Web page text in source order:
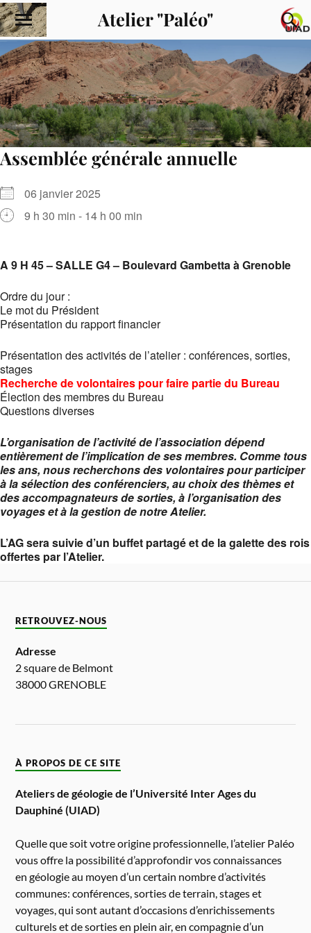
Atelier "Paléo"
Assemblée générale annuelle
06 janvier 2025
9 h 30 min - 14 h 00 min
A 9 H 45 – SALLE G4 – Boulevard Gambetta à Grenoble
Ordre du jour :
Le mot du Président
Présentation du rapport financier
Présentation des activités de l’atelier : conférences, sorties,
stages
Recherche de volontaires pour faire partie du Bureau
Élection des membres du Bureau
Questions diverses
L’organisation de l’activité de l’association dépend
entièrement de l’implication de ses membres. Comme tous
les ans, nous recherchons des volontaires pour participer
à la sélection des conférenciers, au choix des thèmes et
des accompagnateurs de sorties, à l’organisation des
voyages et à la gestion de notre Atelier.
L’AG sera suivie d’un buffet partagé et de la galette des rois
offertes par l’Atelier.
RETROUVEZ-NOUS
Adresse
2 square de Belmont
38000 GRENOBLE
À PROPOS DE CE SITE
Ateliers de géologie de l’Université Inter Ages du
Dauphiné (UIAD)
Quelle que soit votre origine professionnelle, l’atelier Paléo
vous offre la possibilité d’approfondir vos connaissances
en géologie au moyen d’un certain nombre d’activités
communes: conférences, sorties de terrain, stages et
voyages, qui sont autant d’occasions d’enrichissements
culturels et de sorties en plein air, en compagnie d’un